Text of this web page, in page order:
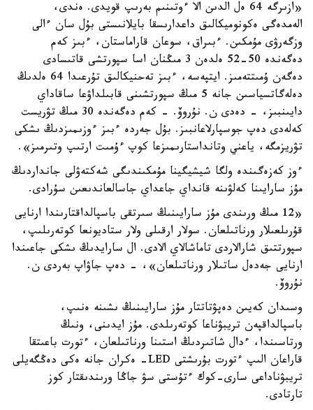
«ازىرگە 64 ەل الدىن الا ءوتىنىم بەرىپ قويدى. ەندى،
الەمدەگى ەكونوميكالىق داعدارىسقا بايلانىستى بۇل سان ءالى
وزگەرۋى مۇمكىن. ءبىراق، سوعان قاراماستان، ءبىز كەم
دەگەندە 50-52 ەلدەن 3 مىڭنان اسا سپورتشى قاتىسادى
دەگەن ۇمىتتەمىز. ايتپەسە، ءبىز تەحنيكالىق تۇرعىدا 64 ەلدىڭ
دەلەگاتسياسىن جانە 5 مىڭ سپورتشىنى قابىلداۋعا ساقاداي
دايىنبىز، - دەدى ن. نۇروۆ. - كەم دەگەندە 30 مىڭ تۋريست
كەلەدى دەپ جوسپارلاعانبىز. بۇل جەردە ءبىز ءوزىمىزدىڭ ىشكى
تۋريزمگە، ياعني وتانداستارىمىزعا كوپ ءۇمىت ارتىپ وتىرمىز».
ءوز كەزەگىندە ولگا شيشيگينا مۇمكىندىگى شەكتەۋلى جانداردىڭ
مۇز سارايىنا كەلۋىنە قانداي جاعداي جاسالعاندىعىن سۇرادى.
«12 مىڭ ورىندى مۇز سارايىنىڭ سىرتقى باسپالداقتارىندا ارنايى
قۇرىلعىلار ورناتىلعان. سولار ارقىلى ولار ستاديونعا كوتەرىلىپ،
سپورتتىق شارالاردى تاماشالاي الادى. ال سارايدىڭ ىشكى جاعىندا
ارنايى جەدەل ساتىلار ورناتىلعان»، - دەپ جاۋاپ بەردى ن.
نۇروۆ.
وسىدان كەيىن دەپۋتاتتار مۇز سارايىنىڭ ىشىنە ەنىپ،
باسپالداقپەن تريبۋناعا كوتەرىلدى. مۇز ايدىنى، ونىڭ
ورتاسىندا، ءدال شاتىردىڭ استىنا ورناتىلعان، ءتورت باعىتقا
قاراعان الىپ ءتورت بۇرىشتى LED- ەكران جانە ەكى دەڭگەيلى
تريبۋناداعى سارى-كوك ءتۇستى سۋ جاڭا ورىندىقتار كوز
تارتادى.